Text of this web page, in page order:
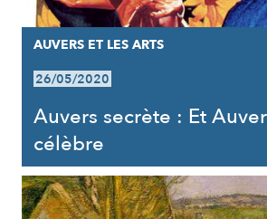
AUVERS ET LES ARTS
26/05/2020
Auvers secrète : Et
célèbre